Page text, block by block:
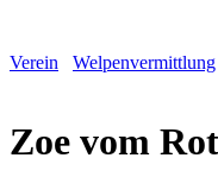
Verein Welpenvermittlung
Zoe vom